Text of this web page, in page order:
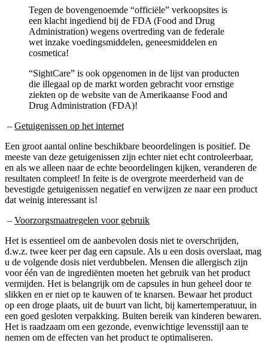
Tegen de bovengenoemde “officiële” verkoopsites is
een klacht ingediend bij de FDA (Food and Drug
Administration) wegens overtreding van de federale
wet inzake voedingsmiddelen, geneesmiddelen en
cosmetica!
“SightCare” is ook opgenomen in de lijst van producten
die illegaal op de markt worden gebracht voor ernstige
ziekten op de website van de Amerikaanse Food and
Drug Administration (FDA)!
– Getuigenissen op het internet
Een groot aantal online beschikbare beoordelingen is positief. De
meeste van deze getuigenissen zijn echter niet echt controleerbaar,
en als we alleen naar de echte beoordelingen kijken, veranderen de
resultaten compleet! In feite is de overgrote meerderheid van de
bevestigde getuigenissen negatief en verwijzen ze naar een product
dat weinig interessant is!
– Voorzorgsmaatregelen voor gebruik
Het is essentieel om de aanbevolen dosis niet te overschrijden,
d.w.z. twee keer per dag een capsule. Als u een dosis overslaat, mag
u de volgende dosis niet verdubbelen. Mensen die allergisch zijn
voor één van de ingrediënten moeten het gebruik van het product
vermijden. Het is belangrijk om de capsules in hun geheel door te
slikken en er niet op te kauwen of te knarsen. Bewaar het product
op een droge plaats, uit de buurt van licht, bij kamertemperatuur, in
een goed gesloten verpakking. Buiten bereik van kinderen bewaren.
Het is raadzaam om een gezonde, evenwichtige levensstijl aan te
nemen om de effecten van het product te optimaliseren.